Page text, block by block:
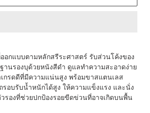
ออกแบบตามหลักสรีระศาสตร์ รับส่วนโค้งของ
านรองบุด้วยหนังสีดำ ดูแลทำความสะอาดง่าย
กรดดีที่มีความแน่นสูง พร้อมขาสแตนเลส
อบรับน้ำหนักได้สูง ให้ความแข็งแรง และนั่ง
วรองที่ช่วยปกป้องรอยขีดข่วนที่อาจเกิดบนพื้น